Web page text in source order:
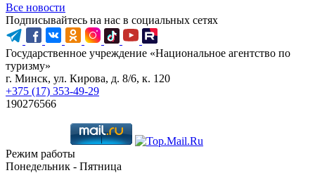
Все новости
Подписывайтесь на нас в социальных сетях
Государственное учреждение «Национальное агентство по
туризму»
г. Минск, ул. Кирова, д. 8/6, к. 120
+375 (17) 353-49-29
190276566
Режим работы
Понедельник - Пятница